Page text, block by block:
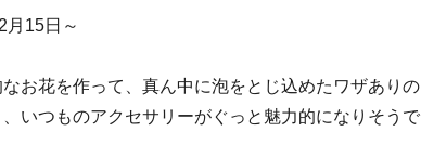
15日～
お花を作って、真ん中に泡をとじ込めたワザありの
いつものアクセサリーがぐっと魅力的になりそうで